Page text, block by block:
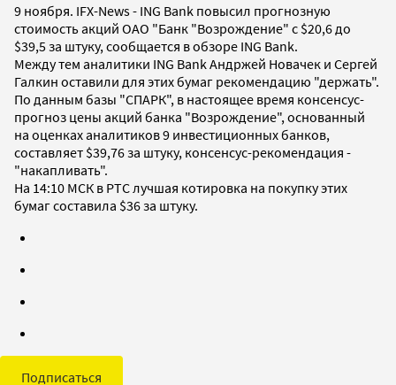
9 ноября. IFX-News - ING Bank повысил прогнозную
стоимость акций ОАО "Банк "Возрождение" с $20,6 до
$39,5 за штуку, сообщается в обзоре ING Bank.
Между тем аналитики ING Bank Андржей Новачек и Сергей
Галкин оставили для этих бумаг рекомендацию "держать".
По данным базы "СПАРК", в настоящее время консенсус-
прогноз цены акций банка "Возрождение", основанный
на оценках аналитиков 9 инвестиционных банков,
составляет $39,76 за штуку, консенсус-рекомендация -
"накапливать".
На 14:10 МСК в РТС лучшая котировка на покупку этих
бумаг составила $36 за штуку.
Подписаться